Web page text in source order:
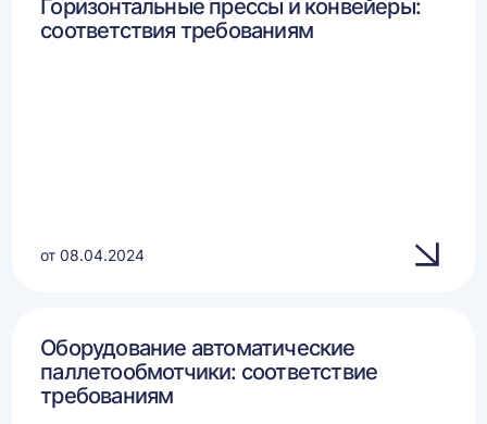
Горизонтальные прессы и конвейеры:
соответствия требованиям
от 08.04.2024
Оборудование автоматические
паллетообмотчики: соответствие
требованиям